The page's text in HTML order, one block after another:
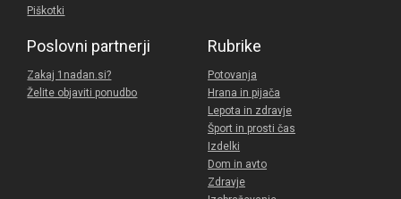
Piškotki
Poslovni partnerji
Zakaj 1nadan.si?
Želite objaviti ponudbo
Rubrike
Potovanja
Hrana in pijača
Lepota in zdravje
Šport in prosti čas
Izdelki
Dom in avto
Zdravje